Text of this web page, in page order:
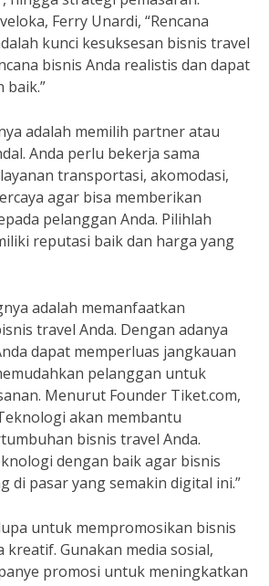
Ferry Unardi, “Rencana
kunci kesuksesan bisnis travel
bisnis Anda realistis dan dapat
baik.”
adalah memilih partner atau
Anda perlu bekerja sama
transportasi, akomodasi,
agar bisa memberikan
pelanggan Anda. Pilihlah
reputasi baik dan harga yang
adalah memanfaatkan
travel Anda. Dengan adanya
dapat memperluas jangkauan
pelanggan untuk
Menurut Founder Tiket.com,
akan membantu
bisnis travel Anda.
dengan baik agar bisnis
di pasar yang semakin digital ini.”
untuk mempromosikan bisnis
kreatif. Gunakan media sosial,
promosi untuk meningkatkan